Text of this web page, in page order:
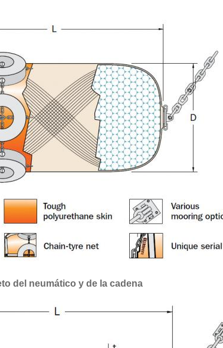
del neumático y de la cadena